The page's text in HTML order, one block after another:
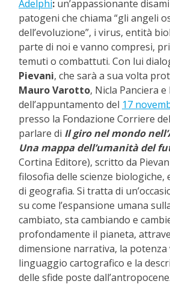
Adelphi: un’appassionante
patogeni che chiama “gli angeli
dell’evoluzione”, i virus, entità
parte di noi e vanno compresi,
temuti o combattuti. Con lui
Pievani, che sarà a sua volta
Mauro Varotto, Nicla Panciera
dell’appuntamento del 17
presso la Fondazione Corriere
parlare di Il giro nel mondo
Una mappa dell’umanità del
Cortina Editore), scritto da
filosofia delle scienze biologiche,
di geografia. Si tratta di
su come l’espansione umana
cambiato, sta cambiando e
profondamente il pianeta,
dimensione narrativa, la potenza
linguaggio cartografico e la
delle sfide poste dall’antropocene.